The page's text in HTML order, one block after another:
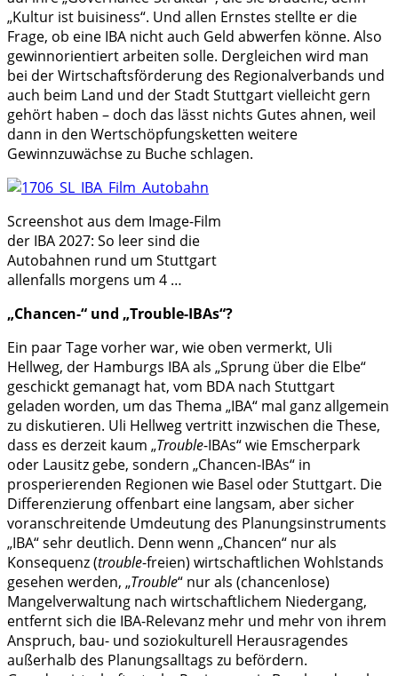
„Kultur ist buisiness“. Und allen Ernstes stellte er die
Frage, ob eine IBA nicht auch Geld abwerfen könne. Also
gewinnorientiert arbeiten solle. Dergleichen wird man
bei der Wirtschaftsförderung des Regionalverbands und
auch beim Land und der Stadt Stuttgart vielleicht gern
gehört haben – doch das lässt nichts Gutes ahnen, weil
dann in den Wertschöpfungsketten weitere
Gewinnzuwächse zu Buche schlagen.
Screenshot aus dem Image-Film
der IBA 2027: So leer sind die
Autobahnen rund um Stuttgart
allenfalls morgens um 4 …
„Chancen-“ und „Trouble-IBAs“?
Ein paar Tage vorher war, wie oben vermerkt, Uli
Hellweg, der Hamburgs IBA als „Sprung über die Elbe“
geschickt gemanagt hat, vom BDA nach Stuttgart
geladen worden, um das Thema „IBA“ mal ganz allgemein
zu diskutieren. Uli Hellweg vertritt inzwischen die These,
dass es derzeit kaum „Trouble-IBAs“ wie Emscherpark
oder Lausitz gebe, sondern „Chancen-IBAs“ in
prosperierenden Regionen wie Basel oder Stuttgart. Die
Differenzierung offenbart eine langsam, aber sicher
voranschreitende Umdeutung des Planungsinstruments
„IBA“ sehr deutlich. Denn wenn „Chancen“ nur als
Konsequenz (trouble-freien) wirtschaftlichen Wohlstands
gesehen werden, „Trouble“ nur als (chancenlose)
Mangelverwaltung nach wirtschaftlichem Niedergang,
entfernt sich die IBA-Relevanz mehr und mehr von ihrem
Anspruch, bau- und soziokulturell Herausragendes
außerhalb des Planungsalltags zu befördern.